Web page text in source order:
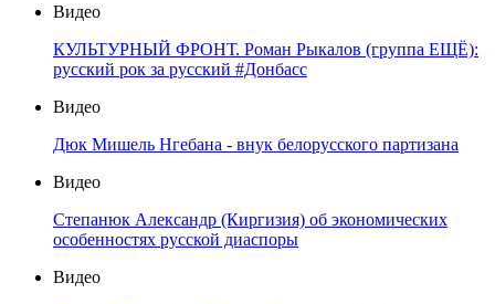
Видео
КУЛЬТУРНЫЙ ФРОНТ. Роман Рыкалов (группа ЕЩЁ):
русский рок за русский #Донбасс
Видео
Дюк Мишель Нгебана - внук белорусского партизана
Видео
Степанюк Александр (Киргизия) об экономических
особенностях русской диаспоры
Видео